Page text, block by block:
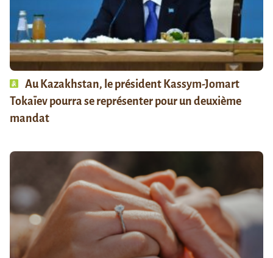
Au Kazakhstan, le président Kassym-Jomart
Tokaïev pourra se représenter pour un deuxième
mandat